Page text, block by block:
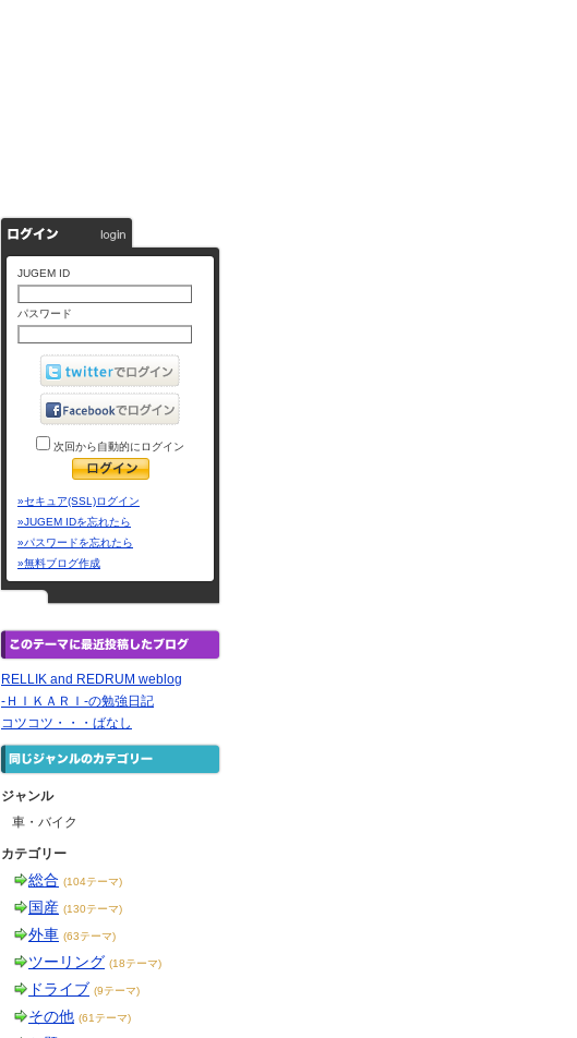
JUGEM ID
パスワード
次回から自動的にログイン
»セキュア(SSL)ログイン
»JUGEM IDを忘れたら
»パスワードを忘れたら
»無料ブログ作成
RELLIK and REDRUM weblog
-ＨＩＫＡＲＩ-の勉強日記
コツコツ・・・ばなし
ジャンル
車・バイク
カテゴリー
総合 (104テーマ)
国産 (130テーマ)
外車 (63テーマ)
ツーリング (18テーマ)
ドライブ (9テーマ)
その他 (61テーマ)